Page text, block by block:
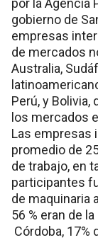
por la Agencia
gobierno de
empresas
de mercados
Australia,
Perú, y
los mercados
Las empresas
promedio de
de trabajo, en
participantes
de maquinaria
56 % eran de
Córdoba, 17%